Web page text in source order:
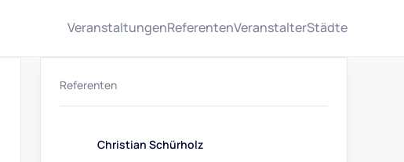
VeranstaltungenReferentenVeranstalterStädte
Referenten
Christian Schürholz